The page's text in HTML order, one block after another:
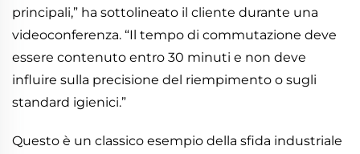
principali,” ha sottolineato il cliente durante una
videoconferenza. “Il tempo di commutazione deve
essere contenuto entro 30 minuti e non deve
influire sulla precisione del riempimento o sugli
standard igienici.”
Questo è un classico esempio della sfida industriale